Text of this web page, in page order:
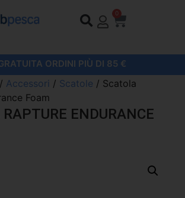
0
ORDINI PIÙ DI 85 €
/ Accessori / Scatole / Scatola
Foam
ENDURANCE